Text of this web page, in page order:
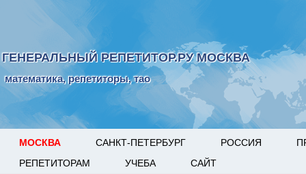
ГЕНЕРАЛЬНЫЙ РЕПЕТИТОР.РУ МОСКВА
математика, репетиторы, тао
МОСКВА САНКТ-ПЕТЕРБУРГ РОССИЯ
РЕПЕТИТОРАМ
УЧЕБА САЙТ